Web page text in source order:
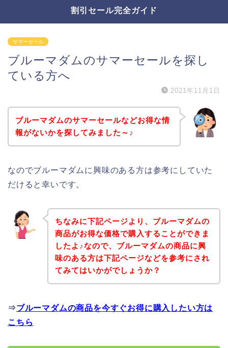
割引セール完全ガイド
サマーセール
ブルーマダムのサマーセールを探し
ている方へ
2021年11月1日
ブルーマダムのサマーセールなどお得な情
報がないかを探してみました～♪
なのでブルーマダムに興味のある方は参考にしていた
だけると幸いです。
ちなみに下記ページより、ブルーマダムの
商品がお得な価格で購入することができま
したよ♪なので、ブルーマダムの商品に興
味のある方は下記ページなどを参考にされ
てみてはいかがでしょうか？
⇒ブルーマダムの商品を今すぐお得に購入したい方は
こちら